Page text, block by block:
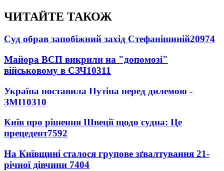
ЧИТАЙТЕ ТАКОЖ
Суд обрав запобіжний захід Стефанішиній20974
Майора ВСП викрили на "допомозі"
військовому в СЗЧ10311
Україна поставила Путіна перед дилемою -
ЗМІ10310
Київ про рішення Швеції щодо судна: Це
прецедент7592
На Київщині сталося групове зґвалтування 21-
річної дівчини 7404